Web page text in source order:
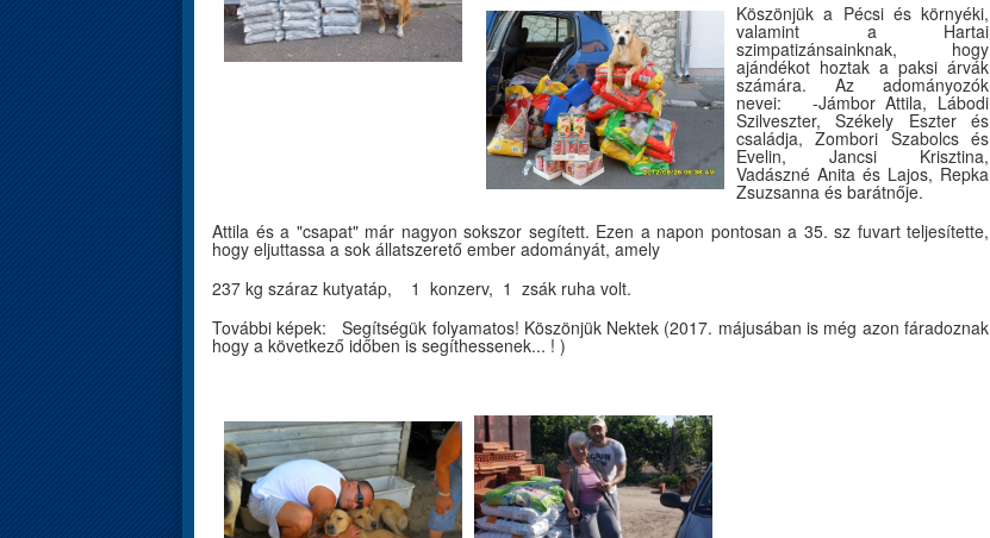
Köszönjük a Pécsi és környéki,
valamint a Hartai
szimpatizánsainknak, hogy
ajándékot hoztak a paksi árvák
számára. Az adományozók
nevei: -Jámbor Attila, Lábodi
Szilveszter, Székely Eszter és
családja, Zombori Szabolcs és
Evelin, Jancsi Krisztina,
Vadászné Anita és Lajos, Repka
Zsuzsanna és barátnője.
Attila és a "csapat" már nagyon sokszor segített. Ezen a napon pontosan a 35. sz fuvart teljesítette,
hogy eljuttassa a sok állatszerető ember adományát, amely
237 kg száraz kutyatáp, 1 konzerv, 1 zsák ruha volt.
További képek: Segítségük folyamatos! Köszönjük Nektek (2017. májusában is még azon fáradoznak
hogy a következő időben is segíthessenek... ! )